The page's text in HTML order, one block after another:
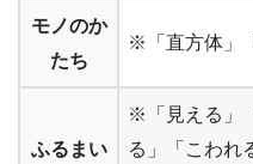
モノのか
たち
※「直方体」
ふるまい
※「見える」
る」「こわれ